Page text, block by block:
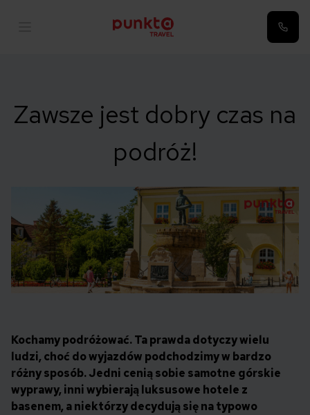
Zawsze jest dobry czas na
podróż!
Kochamy podróżować. Ta prawda dotyczy wielu
ludzi, choć do wyjazdów podchodzimy w bardzo
różny sposób. Jedni cenią sobie samotne górskie
wyprawy, inni wybierają luksusowe hotele z
basenem, a niektórzy decydują się na typowo